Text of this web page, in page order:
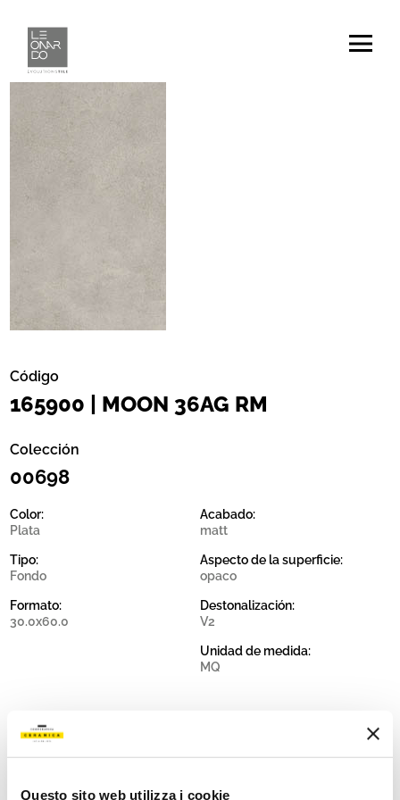
Questo sito web utilizza i cookie
Código
165900 | MOON 36AG RM
Colección
00698
Color:
Plata
Tipo:
Fondo
Formato:
30.0x60.0
Acabado:
matt
Aspecto de la superficie:
opaco
Destonalización:
V2
Unidad de medida:
MQ